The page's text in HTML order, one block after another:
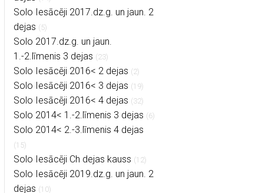
Solo Iesācēji 2017.dz.g. un jaun. 2
dejas (5)
Solo 2017.dz.g. un jaun.
1.-2.līmenis 3 dejas (23)
Solo Iesācēji 2016< 2 dejas (2)
Solo Iesācēji 2016< 3 dejas (19)
Solo Iesācēji 2016< 4 dejas (32)
Solo 2014< 1.-2.līmenis 3 dejas (6)
Solo 2014< 2.-3.līmenis 4 dejas
(15)
Solo Iesācēji Ch dejas kauss (12)
Solo Iesācēji 2019.dz.g. un jaun. 2
dejas (10)